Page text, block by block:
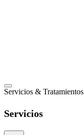
Servicios & Tratamientos
Servicios